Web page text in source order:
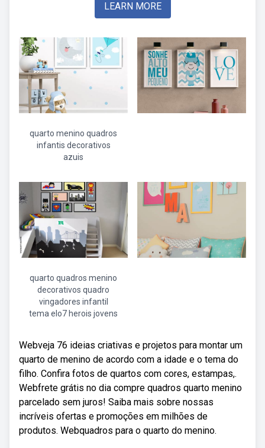
LEARN MORE
quarto menino quadros
infantis decorativos
azuis
quarto quadros menino
decorativos quadro
vingadores infantil
tema elo7 herois jovens
Webveja 76 ideias criativas e projetos para montar um
quarto de menino de acordo com a idade e o tema do
filho. Confira fotos de quartos com cores, estampas,.
Webfrete grátis no dia compre quadros quarto menino
parcelado sem juros! Saiba mais sobre nossas
incríveis ofertas e promoções em milhões de
produtos. Webquadros para o quarto do menino.